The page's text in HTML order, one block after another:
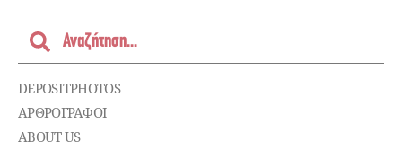
DEPOSITPHOTOS
ΑΡΘΡΟΓΡΑΦΟΙ
ABOUT US